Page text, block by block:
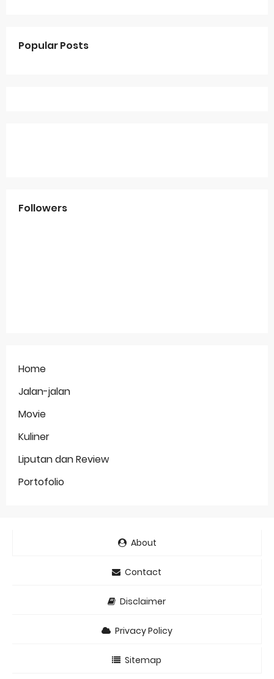
Popular Posts
Followers
Home
Jalan-jalan
Movie
Kuliner
Liputan dan Review
Portofolio
About
Contact
Disclaimer
Privacy Policy
Sitemap